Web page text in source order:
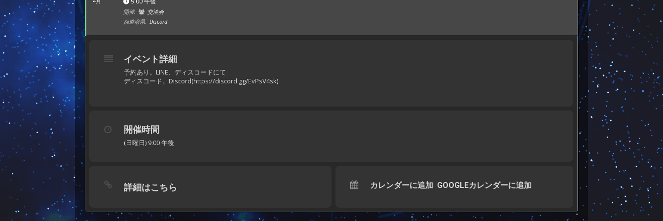
4月
開催:
交流会
都道府県: Discord
イベント詳細
予約あり。LINE、ディスコードにて
ディスコード。Discord(https://discord.gg/EvPsV4sk)
開催時間
(日曜日) 9:00 午後
詳細はこちら カレンダーに追加 GOOGLEカレンダーに追加